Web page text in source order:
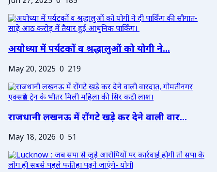
अयोध्या में पर्यटकों व श्रद्धालुओं को योगी ने...
May 20, 2025 0 219
राजधानी लखनऊ में रोंगटे खड़े कर देने वाली वार...
May 18, 2026 0 51